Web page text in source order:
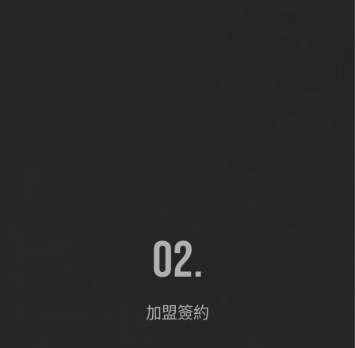
02.
加盟簽約